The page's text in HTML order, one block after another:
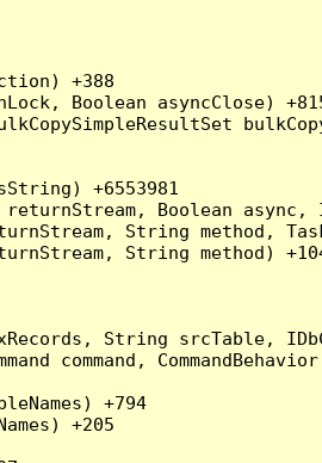
+388
Boolean asyncClose)
+6553981
Boolean
String method,
String method)
String srcTable,
command,
+794
+205